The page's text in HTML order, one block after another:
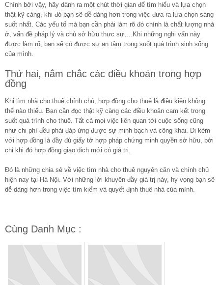
Chính bởi vậy, hãy dành ra một chút thời gian để tìm hiểu và lựa chọn
thật kỹ càng, khi đó bạn sẽ dễ dàng hơn trong việc đưa ra lựa chọn sáng
suốt nhất. Các yếu tố mà bạn cần phải làm rõ đó chính là chất lượng nhà
ở, vấn đề pháp lý và chủ sở hữu thực sự,…Khi những nghi vấn này
được làm rõ, bạn sẽ có được sự an tâm trong suốt quá trình sinh sống
của mình.
Thứ hai, nắm chắc các điều khoản trong hợp
đồng
Khi tìm nhà cho thuê chính chủ, hợp đồng cho thuê là điều kiện không
thể nào thiếu. Bạn cần đọc thật kỹ càng các điều khoản cam kết trong
suốt quá trình cho thuê. Tất cả mọi việc liên quan tới cuộc sống cũng
như chi phí đều phải đáp ứng được sự minh bạch và công khai. Đi kèm
với hợp đồng là đầy đủ giấy tờ hợp pháp chứng minh quyền sở hữu, bởi
chỉ khi đó hợp đồng giao dịch mới có giá trị.
Đó là những chia sẻ về việc tìm nhà cho thuê nguyên căn và chính chủ
hiện nay tại Hà Nội. Với những lời khuyên đầy giá trị này, hy vọng bạn sẽ
dễ dàng hơn trong việc tìm kiếm và quyết định thuê nhà của mình.
Cùng Danh Mục :